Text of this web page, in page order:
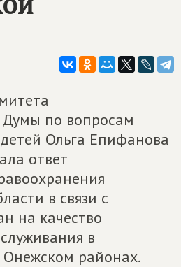
Думы по вопросам
Ольга Епифанова
ответ
в связи с
на качество
в
районах.